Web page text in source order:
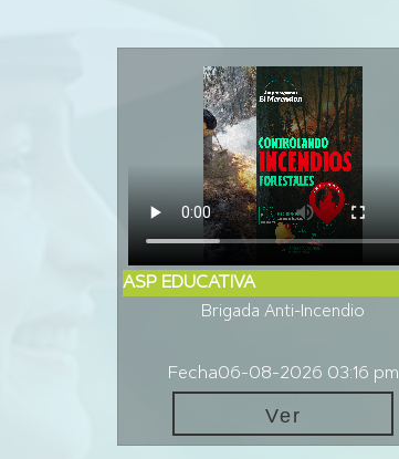
ASP EDUCATIVA
Brigada Anti-Incendio
Fecha06-08-2026 03:16 pm
Ver